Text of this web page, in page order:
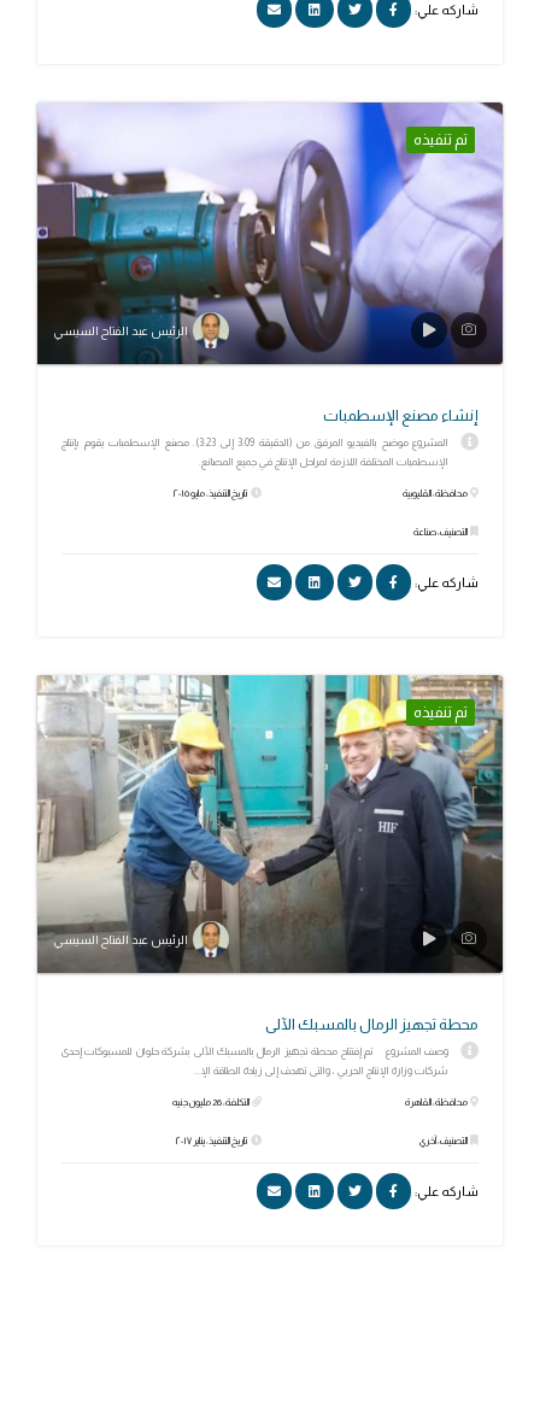
شاركه علي:
تم تنفيذه
الرئيس عبد الفتاح السيسي
إنشاء مصنع الإسطمبات
المشروع موضح بالفيديو المرفق من (الدقيقة 3:09 إلى 3:23). مصنع الإسطمبات يقوم بإنتاج
الإسطمبات المختلفة اللازمة لمراحل الإنتاج في جميع المصانع.
محافظة: القليوبية
التصنيف: صناعة
تاريخ التنفيذ: مايو ٢٠١٥
شاركه علي:
تم تنفيذه
الرئيس عبد الفتاح السيسي
محطة تجهيز الرمال بالمسبك الآلى‎
وصف المشروع تم إفتتاح محطة تجهيز الرمال بالمسبك الآلى بشركة حلوان للمسبوكات إحدى
شركات وزارة الإنتاج الحربي ، والتى تهدف إلى زيادة الطاقة الإ...
محافظة: القاهرة
التصنيف: آخري
التكلفة: 26 مليون جنيه
تاريخ التنفيذ: يناير ٢٠١٧
شاركه علي: